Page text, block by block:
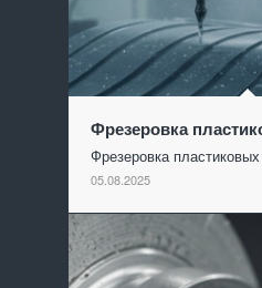
Фрезеровка
Фрезеровка
05.08.2025